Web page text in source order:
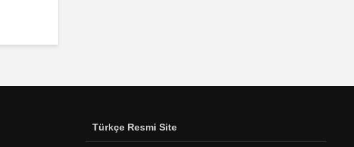
Türkçe Resmi Site